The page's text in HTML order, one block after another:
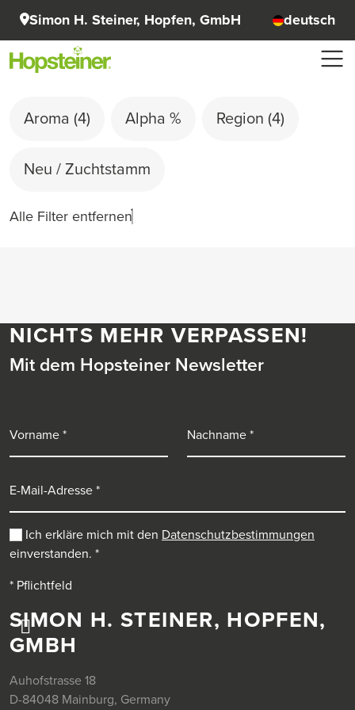
Simon H. Steiner, Hopfen, GmbH deutsch
Aroma (4) Alpha % Region (4)
Neu / Zuchtstamm
Alle Filter entfernen
SIMON H. STEINER, HOPFEN,
GMBH
Auhofstrasse 18
D-84048 Mainburg, Germany
NICHTS MEHR VERPASSEN!
Mit dem Hopsteiner Newsletter
Ich erkläre mich mit den Datenschutzbestimmungen
einverstanden. *
* Pflichtfeld